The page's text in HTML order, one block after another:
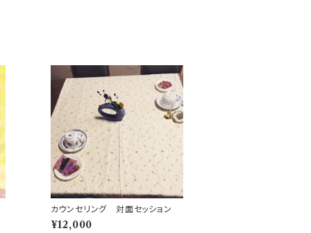
カウンセリング 対面セッション
¥12,000